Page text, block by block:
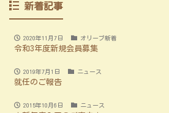
新着記事
2020年11月7日 オリーブ新着
令和3年度新規会員募集
2019年7月1日 ニュース
就任のご報告
2015年10月6日 ニュース